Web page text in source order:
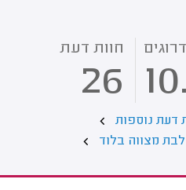
חוות דעת
26
דעת נוספות
מצווה בלוד